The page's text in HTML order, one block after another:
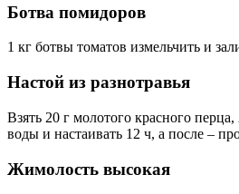
Ботва помидоров
1 кг ботвы томатов измельчить и
Настой из разнотравья
Взять 20 г молотого красного
воды и настаивать 12 ч, а после –
Жимолость высокая